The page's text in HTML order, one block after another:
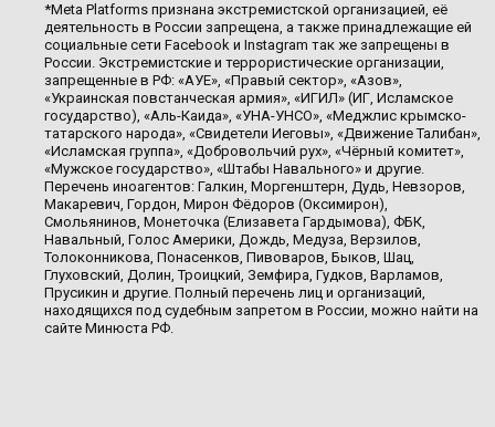
*Meta Platforms признана экстремистской организацией, её
деятельность в России запрещена, а также принадлежащие ей
социальные сети Facebook и Instagram так же запрещены в
России. Экстремистские и террористические организации,
запрещенные в РФ: «АУЕ», «Правый сектор», «Азов»,
«Украинская повстанческая армия», «ИГИЛ» (ИГ, Исламское
государство), «Аль-Каида», «УНА-УНСО», «Меджлис крымско-
татарского народа», «Свидетели Иеговы», «Движение Талибан»,
«Исламская группа», «Добровольчий рух», «Чёрный комитет»,
«Мужское государство», «Штабы Навального» и другие.
Перечень иноагентов: Галкин, Моргенштерн, Дудь, Невзоров,
Макаревич, Гордон, Мирон Фёдоров (Оксимирон),
Смольянинов, Монеточка (Елизавета Гардымова), ФБК,
Навальный, Голос Америки, Дождь, Медуза, Верзилов,
Толоконникова, Понасенков, Пивоваров, Быков, Шац,
Глуховский, Долин, Троицкий, Земфира, Гудков, Варламов,
Прусикин и другие. Полный перечень лиц и организаций,
находящихся под судебным запретом в России, можно найти на
сайте Минюста РФ.